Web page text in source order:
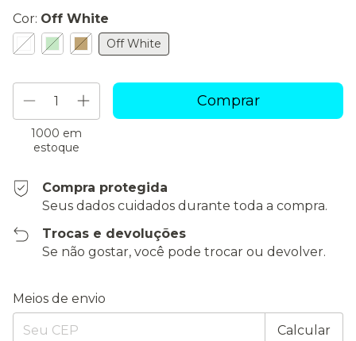
Cor: Off White
Off White
1000 em
estoque
Compra protegida
Seus dados cuidados durante toda a compra.
Trocas e devoluções
Se não gostar, você pode trocar ou devolver.
Entregas para o CEP:
Meios de envio
Calcular